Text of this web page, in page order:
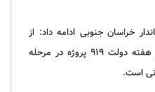
خراسان جنوبی ادامه داد: از
مجموع پروژه های قابل افتتاح در هفته دولت ۹۱۹ پروژه در مرحله